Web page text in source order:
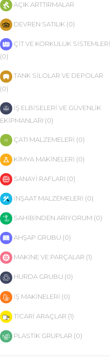
AÇIK ARTTIRMALAR
DEVREN SATILIK (0)
ÇİT VE KORKULUK SİSTEMLERİ
(0)
TANK SİLOLAR VE DEPOLAR
(0)
İŞ ELBİSELERİ VE GÜVENLİK
EKİPMANLARI (0)
ÇATI MALZEMELERİ (0)
KİMYA MAKİNELERİ (0)
SANAYİ RAFLARI (0)
İNŞAAT MALZEMELERİ (0)
SAHİBİNDEN ARIYORUM (0)
AHŞAP GRUBU (0)
MAKİNE VE PARÇALAR (1)
HURDA GRUBU (0)
İŞ MAKİNELERİ (0)
TİCARİ ARAÇLAR (1)
PLASTİK GRUPLAR (0)